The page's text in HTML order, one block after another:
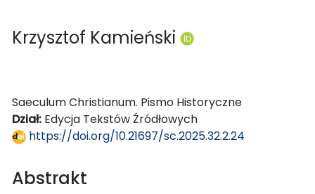
Krzysztof Kamieński
Saeculum Christianum. Pismo Historyczne
Dział: Edycja Tekstów Źródłowych
https://doi.org/10.21697/sc.2025.32.2.24
Abstrakt